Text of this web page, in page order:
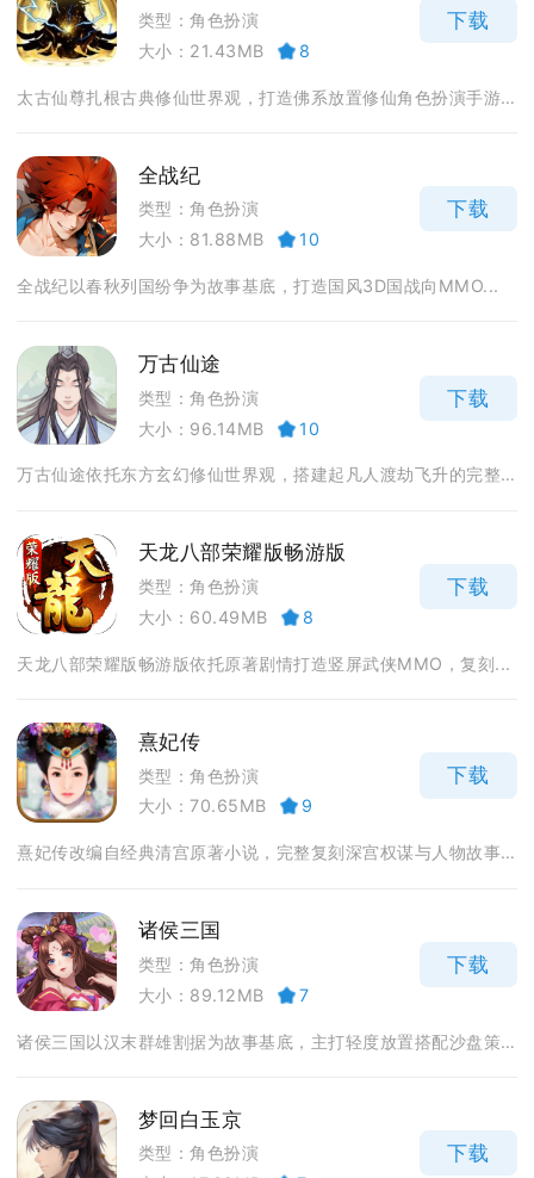
类型：角色扮演
大小：21.43MB
8
下载
太古仙尊扎根古典修仙世界观，打造佛系放置修仙角色扮演手游...
全战纪
类型：角色扮演
大小：81.88MB
10
下载
全战纪以春秋列国纷争为故事基底，打造国风3D国战向MMO...
万古仙途
类型：角色扮演
大小：96.14MB
10
下载
万古仙途依托东方玄幻修仙世界观，搭建起凡人渡劫飞升的完整...
天龙八部荣耀版畅游版
类型：角色扮演
大小：60.49MB
8
下载
天龙八部荣耀版畅游版依托原著剧情打造竖屏武侠MMO，复刻...
熹妃传
类型：角色扮演
大小：70.65MB
9
下载
熹妃传改编自经典清宫原著小说，完整复刻深宫权谋与人物故事...
诸侯三国
类型：角色扮演
大小：89.12MB
7
下载
诸侯三国以汉末群雄割据为故事基底，主打轻度放置搭配沙盘策...
梦回白玉京
类型：角色扮演
下载